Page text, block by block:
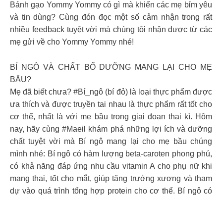
Bánh gạo Yommy Yommy có gì mà khiến các mẹ bỉm yêu
và tin dùng? Cùng đón đọc một số cảm nhận trong rất
nhiều feedback tuyệt vời mà chúng tôi nhận được từ các
mẹ gửi về cho Yommy Yommy nhé!
BÍ NGÔ VÀ CHẤT BỔ DƯỠNG MANG LẠI CHO MẸ
BẦU?
Mẹ đã biết chưa? #Bí_ngô (bí đỏ) là loại thực phẩm được
ưa thích và được truyền tai nhau là thực phẩm rất tốt cho
cơ thể, nhất là với mẹ bầu trong giai đoạn thai kì. Hôm
nay, hãy cùng #Maeil khám phá những lợi ích và dưỡng
chất tuyệt vời mà Bí ngô mang lại cho mẹ bầu chúng
mình nhé: Bí ngô có hàm lượng beta-caroten phong phú,
có khả năng đáp ứng nhu cầu vitamin A cho phụ nữ khi
mang thai, tốt cho mắt, giúp tăng trưởng xương và tham
dự vào quá trình tổng hợp protein cho cơ thể. Bí ngô có